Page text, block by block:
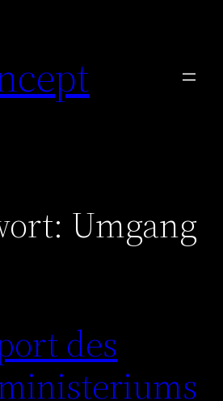
Umgang
des